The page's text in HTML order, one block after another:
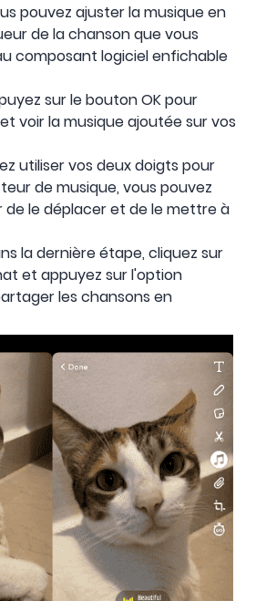
pouvez ajuster la musique en
de la chanson que vous
composant logiciel enfichable
sur le bouton OK pour
voir la musique ajoutée sur vos
utiliser vos deux doigts pour
de musique, vous pouvez
de le déplacer et de le mettre à
la dernière étape, cliquez sur
et appuyez sur l'option
les chansons en